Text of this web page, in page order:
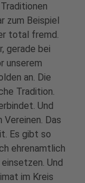
zum Beispiel
total fremd.
gerade bei
unserem
an. Die
Tradition.
Und
Das
Es gibt so
ehrenamtlich
Und
im Kreis